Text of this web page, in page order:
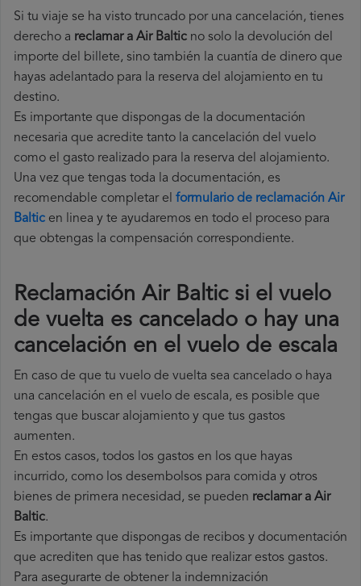
Si tu viaje se ha visto truncado por una cancelación, tienes
derecho a reclamar a Air Baltic no solo la devolución del
importe del billete, sino también la cuantía de dinero que
hayas adelantado para la reserva del alojamiento en tu
destino.
Es importante que dispongas de la documentación
necesaria que acredite tanto la cancelación del vuelo
como el gasto realizado para la reserva del alojamiento.
Una vez que tengas toda la documentación, es
recomendable completar el formulario de reclamación Air
Baltic en linea y te ayudaremos en todo el proceso para
que obtengas la compensación correspondiente.
Reclamación Air Baltic si el vuelo
de vuelta es cancelado o hay una
cancelación en el vuelo de escala
En caso de que tu vuelo de vuelta sea cancelado o haya
una cancelación en el vuelo de escala, es posible que
tengas que buscar alojamiento y que tus gastos
aumenten.
En estos casos, todos los gastos en los que hayas
incurrido, como los desembolsos para comida y otros
bienes de primera necesidad, se pueden reclamar a Air
Baltic.
Es importante que dispongas de recibos y documentación
que acrediten que has tenido que realizar estos gastos.
Para asegurarte de obtener la indemnización